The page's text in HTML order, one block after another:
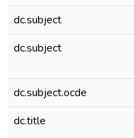
dc.subject
dc.subject
dc.subject.ocde
dc.title